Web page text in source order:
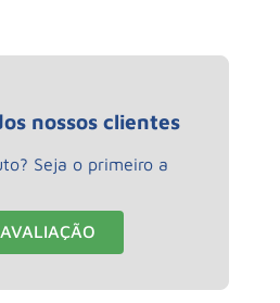
nossos clientes
Seja o primeiro a